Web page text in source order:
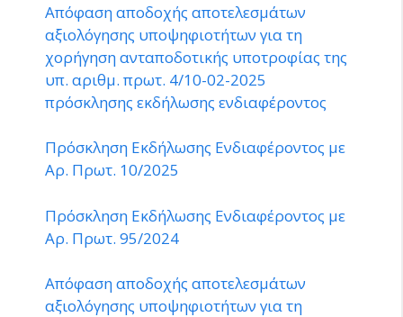
Απόφαση αποδοχής αποτελεσμάτων
αξιολόγησης υποψηφιοτήτων για τη
χορήγηση ανταποδοτικής υποτροφίας της
υπ. αριθμ. πρωτ. 4/10-02-2025
πρόσκλησης εκδήλωσης ενδιαφέροντος
Πρόσκληση Εκδήλωσης Ενδιαφέροντος με
Αρ. Πρωτ. 10/2025
Πρόσκληση Εκδήλωσης Ενδιαφέροντος με
Αρ. Πρωτ. 95/2024
Απόφαση αποδοχής αποτελεσμάτων
αξιολόγησης υποψηφιοτήτων για τη